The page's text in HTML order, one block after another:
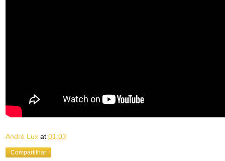
André Lux at 01:03
Compartilhar